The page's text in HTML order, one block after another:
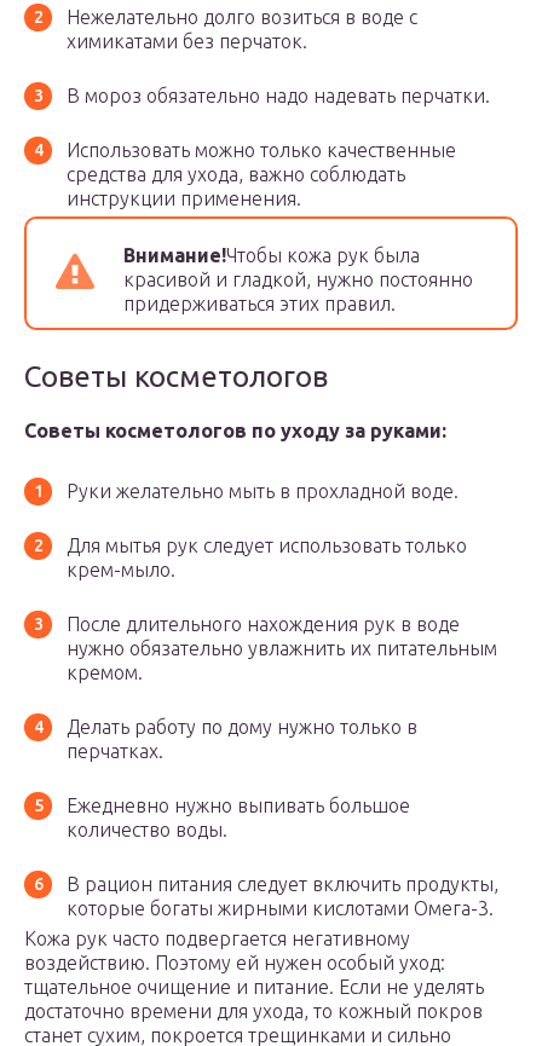
Нежелательно долго возиться в воде с
химикатами без перчаток.
В мороз обязательно надо надевать перчатки.
Использовать можно только качественные
средства для ухода, важно соблюдать
инструкции применения.
Внимание!Чтобы кожа рук была
красивой и гладкой, нужно постоянно
придерживаться этих правил.
Советы косметологов
Советы косметологов по уходу за руками:
Руки желательно мыть в прохладной воде.
Для мытья рук следует использовать только
крем-мыло.
После длительного нахождения рук в воде
нужно обязательно увлажнить их питательным
кремом.
Делать работу по дому нужно только в
перчатках.
Ежедневно нужно выпивать большое
количество воды.
В рацион питания следует включить продукты,
которые богаты жирными кислотами Омега-3.
Кожа рук часто подвергается негативному
воздействию. Поэтому ей нужен особый уход:
тщательное очищение и питание. Если не уделять
достаточно времени для ухода, то кожный покров
станет сухим, покроется трещинками и сильно